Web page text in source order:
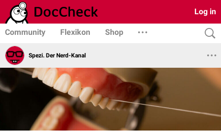
Log in
Community Flexikon Shop
Spezi. Der Nerd-Kanal